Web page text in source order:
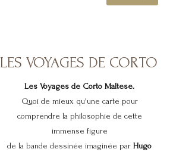
LES VOYAGES DE CORTO
Les Voyages de Corto Maltese.
Quoi de mieux qu'une carte pour
comprendre la philosophie de cette
immense figure
de la bande dessinée imaginée parHugo